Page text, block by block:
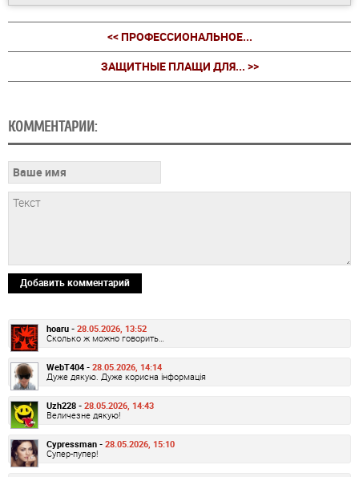
<< ПРОФЕССИОНАЛЬНОЕ...
ЗАЩИТНЫЕ ПЛАЩИ ДЛЯ... >>
КОММЕНТАРИИ:
Добавить комментарий
hoaru - 28.05.2026, 13:52
Сколько ж можно говорить…
WebT404 - 28.05.2026, 14:14
Дуже дякую. Дуже корисна інформація
Uzh228 - 28.05.2026, 14:43
Величезне дякую!
Cypressman - 28.05.2026, 15:10
Супер-пупер!